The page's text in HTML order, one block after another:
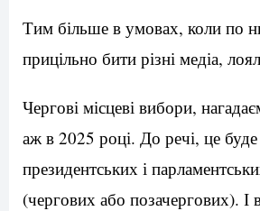
Тим більше в умовах, коли по
прицільно бити різні медіа,
Чергові місцеві вибори,
аж в 2025 році. До речі, це буде
президентських і
(чергових або позачергових). І